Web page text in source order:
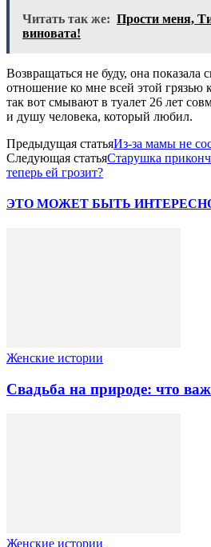
Читать так же: Прости меня,
виновата!
Возвращаться не буду, она показала
отношение ко мне всей этой грязью
так вот смывают в туалет 26 лет
и душу человека, который любил.
Предыдущая статьяИз-за мамы не
Следующая статьяСтарушка
теперь ей грозит?
ЭТО МОЖЕТ БЫТЬ
Женские истории
Свадьба на природе: что
Женские истории